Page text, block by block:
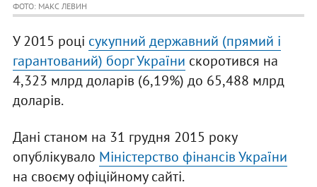
ФОТО: МАКС ЛЕВИН
У 2015 році сукупний державний (прямий і
гарантований) борг України скоротився на
4,323 млрд доларів (6,19%) до 65,488 млрд
доларів.
Дані станом на 31 грудня 2015 року
опублікувало Міністерство фінансів України
на своєму офіційному сайті.